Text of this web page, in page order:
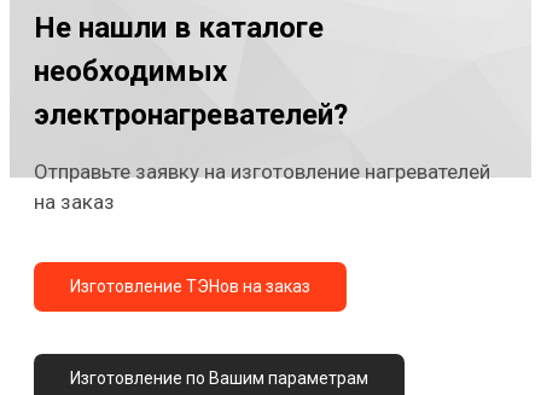
Не нашли в каталоге
необходимых
электронагревателей?
Отправьте заявку на изготовление нагревателей
на заказ
Изготовление ТЭНов на заказ
Изготовление по Вашим параметрам